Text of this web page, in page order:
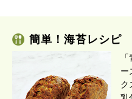
簡単！海苔レシピ
ー
ク